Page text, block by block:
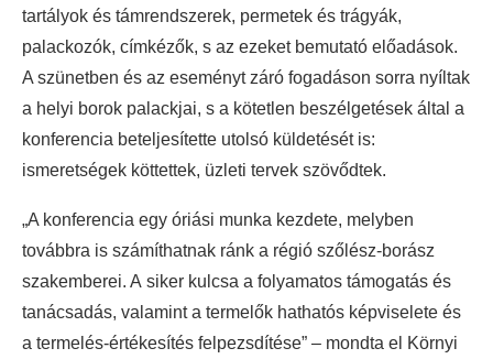
tartályok és támrendszerek, permetek és trágyák,
palackozók, címkézők, s az ezeket bemutató előadások.
A szünetben és az eseményt záró fogadáson sorra nyíltak
a helyi borok palackjai, s a kötetlen beszélgetések által a
konferencia beteljesítette utolsó küldetését is:
ismeretségek köttettek, üzleti tervek szövődtek.
„A konferencia egy óriási munka kezdete, melyben
továbbra is számíthatnak ránk a régió szőlész-borász
szakemberei. A siker kulcsa a folyamatos támogatás és
tanácsadás, valamint a termelők hathatós képviselete és
a termelés-értékesítés felpezsdítése” – mondta el Környi